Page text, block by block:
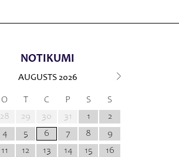
NOTIKUMI
AUGUSTS 2026
O T C P S
S
28 29 30 31 1
2
4 5 6 7 8
9
11 12 13 14 15
16